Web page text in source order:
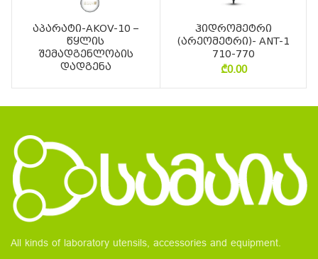
აპარატი-AKOV-10 –
წყლის
შემადგენლობის
დადგენა
ჰიდრომეტრი
(არეომეტრი)- ANT-1
710-770
₾0.00
All kinds of laboratory utensils, accessories and equipment.